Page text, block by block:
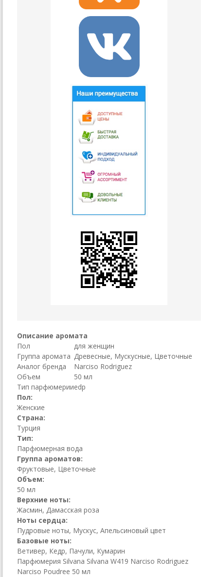
Описание аромата
Пол
для женщин
Группа аромата Древесные, Мускусные, Цветочные
Аналог бренда
Narciso Rodriguez
Объем
50 мл
Тип парфюмерииedp
Пол:
Женские
Страна:
Турция
Тип:
Парфюмерная вода
Группа ароматов:
Фруктовые, Цветочные
Объем:
50 мл
Верхние ноты:
Жасмин, Дамасская роза
Ноты сердца:
Пудровые ноты, Мускус, Апельсиновый цвет
Базовые ноты:
Ветивер, Кедр, Пачули, Кумарин
Парфюмерия Silvana Silvana W419 Narciso Rodriguez
Narciso Poudree 50 мл